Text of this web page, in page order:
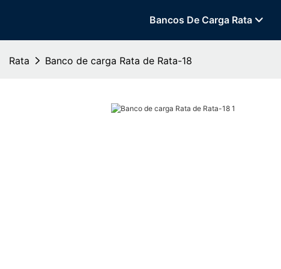
Bancos De Carga Rata
Rata Banco de carga Rata de Rata-18